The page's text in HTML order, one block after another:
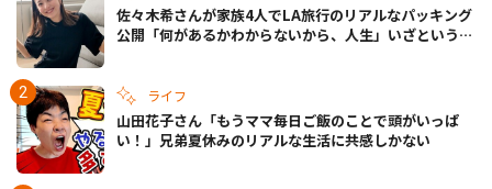
佐々木希さんが家族4人でLA旅行のリアルなパッキング
公開「何があるかわからないから、人生」いざというと
ライフ
山田花子さん「もうママ毎日ご飯のことで頭がいっぱ
い！」兄弟夏休みのリアルな生活に共感しかない